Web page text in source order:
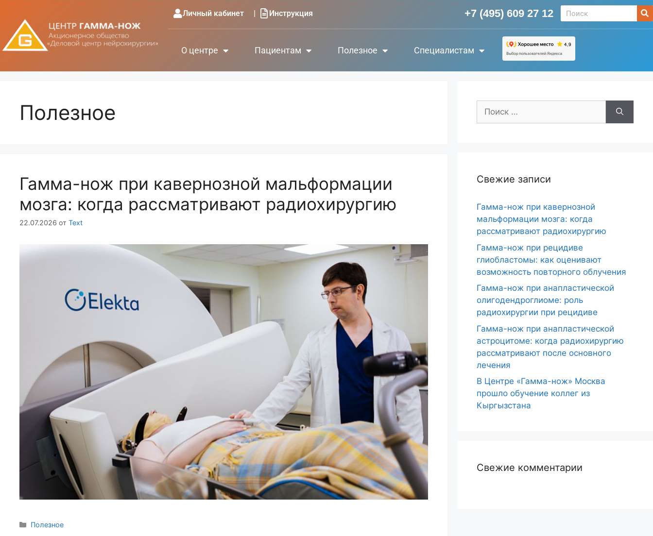
Личный кабинет | Инструкция +7 (495) 609 27 12
О центре Пациентам Полезное Специалистам
Полезное
Гамма-нож при кавернозной мальформации
мозга: когда рассматривают радиохирургию
22.07.2026 от Text
Полезное
Свежие записи
Гамма-нож при кавернозной
мальформации мозга: когда
рассматривают радиохирургию
Гамма-нож при рецидиве
глиобластомы: как оценивают
возможность повторного облучения
Гамма-нож при анапластической
олигодендроглиоме: роль
радиохирургии при рецидиве
Гамма-нож при анапластической
астроцитоме: когда радиохирургию
рассматривают после основного
лечения
В Центре «Гамма-нож» Москва
прошло обучение коллег из
Кыргызстана
Свежие комментарии